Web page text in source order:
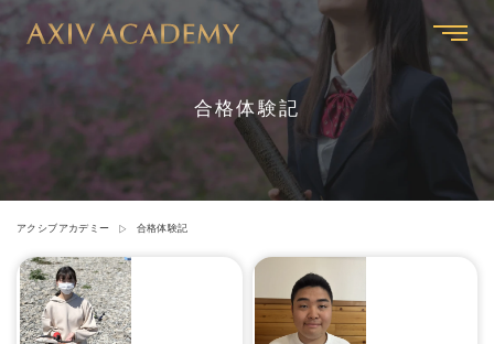
合格体験記
アクシブアカデミー 合格体験記